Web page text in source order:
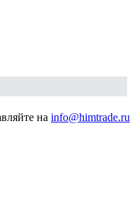
на info@himtrade.ru